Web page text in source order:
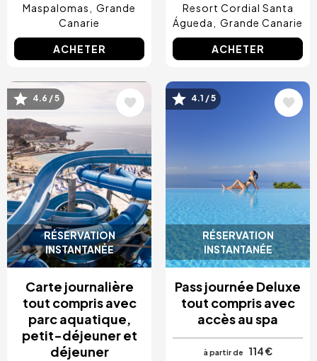
Maspalomas
Grande
Canarie
ACHETER
Resort Cordial Santa
Águeda
Grande Canarie
ACHETER
RÉSERVATION
INSTANTANÉE
Image
4.6 / 5
Carte journalière
tout compris avec
parc aquatique,
petit-déjeuner et
déjeuner
RÉSERVATION
INSTANTANÉE
Image
4.1 / 5
Pass journée Deluxe
tout compris avec
accès au spa
à partir de 114 €